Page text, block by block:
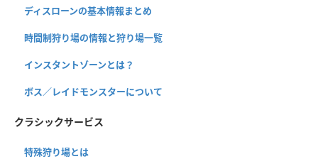
ディスローンの基本情報まとめ
時間制狩り場の情報と狩り場一覧
インスタントゾーンとは？
ボス／レイドモンスターについて
クラシックサービス
特殊狩り場とは